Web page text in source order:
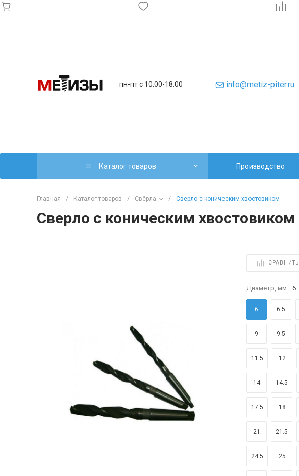
пн-пт с 10:00-18:00 info@metiz-piter.ru
Каталог товаров Производство
Главная / Каталог товаров / Свёрла / Сверло с коническим хвостовиком
Сверло с коническим хвостовиком
СРАВНИТЬ
Диаметр, мм 6
6 6.5
9 9.5
11.5 12
14 14.5
17.5 18
21 21.5
24.5 25